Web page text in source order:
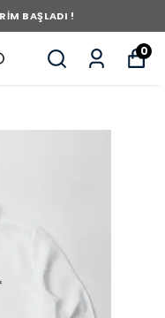
BAŞLADI !
0